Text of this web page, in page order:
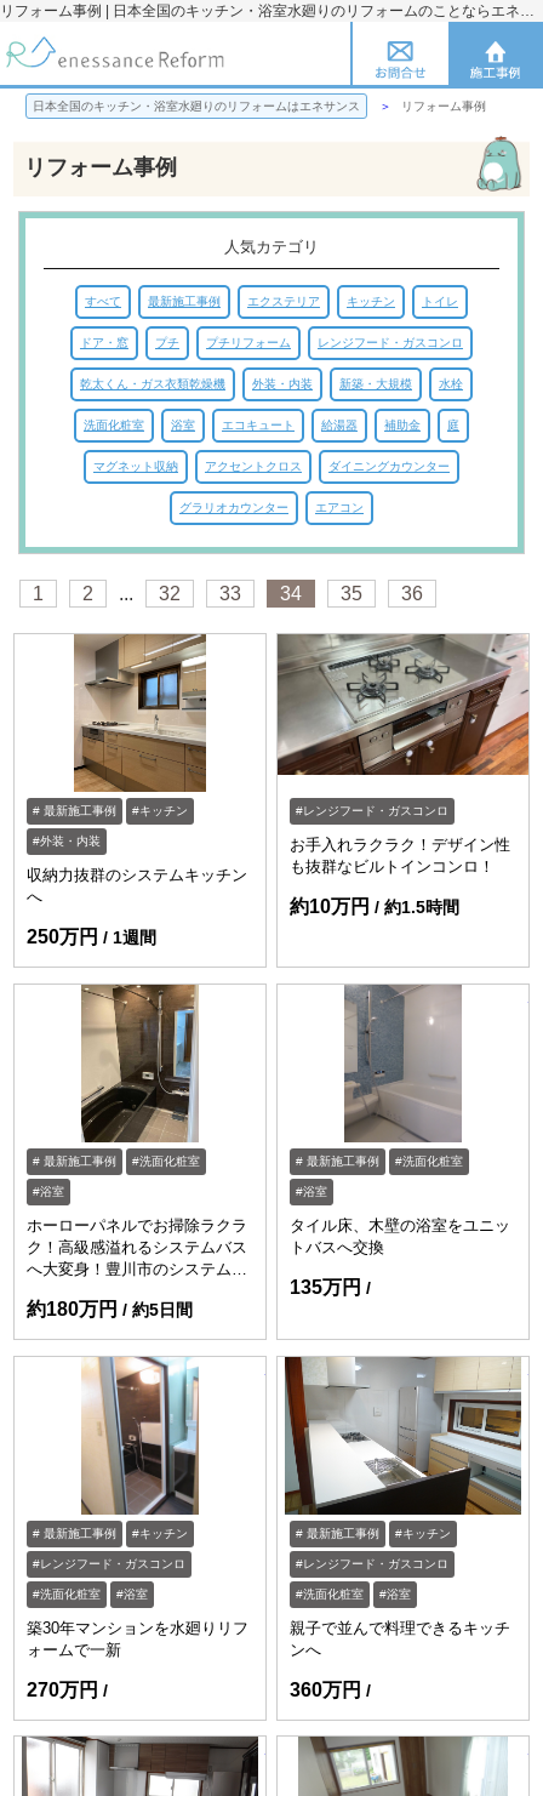
リフォーム事例 | 日本全国のキッチン・浴室水廻りのリフォームのことならエネサンス
日本全国のキッチン・浴室水廻りのリフォームはエネサンス リフォーム事例
リフォーム事例
人気カテゴリ
すべて 最新施工事例 エクステリア キッチン トイレ
ドア・窓 プチ プチリフォーム レンジフード・ガスコンロ
乾太くん・ガス衣類乾燥機 外装・内装 新築・大規模 水栓
洗面化粧室 浴室 エコキュート 給湯器 補助金 庭
マグネット収納 アクセントクロス ダイニングカウンター
グラリオカウンター エアコン
1 2 ... 32 33 34 35 36
最新施工事例 キッチン
外装・内装
収納力抜群のシステムキッチン
へ
250万円 1週間
レンジフード・ガスコンロ
お手入れラクラク！デザイン性
も抜群なビルトインコンロ！
約10万円 約1.5時間
最新施工事例 洗面化粧室
浴室
ホーローパネルでお掃除ラクラ
ク！高級感溢れるシステムバス
へ大変身！豊川市のシステムバ
約180万円 約5日間
最新施工事例 洗面化粧室
浴室
タイル床、木壁の浴室をユニッ
トバスへ交換
135万円
https://www.enessance-reform.com/
最新施工事例 キッチン
レンジフード・ガスコンロ
洗面化粧室 浴室
築30年マンションを水廻りリフ
ォームで一新
270万円
最新施工事例 キッチン
レンジフード・ガスコンロ
洗面化粧室 浴室
親子で並んで料理できるキッチ
ンへ
360万円
https://www.enessance-reform.com/